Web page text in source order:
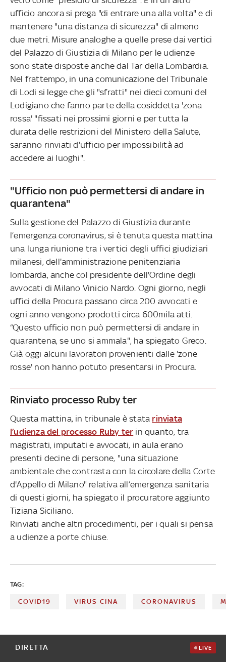
ufficio ancora si prega "di entrare una alla volta" e di
mantenere "una distanza di sicurezza" di almeno
due metri. Misure analoghe a quelle prese dai vertici
del Palazzo di Giustizia di Milano per le udienze
sono state disposte anche dal Tar della Lombardia.
Nel frattempo, in una comunicazione del Tribunale
di Lodi si legge che gli "sfratti" nei dieci comuni del
Lodigiano che fanno parte della cosiddetta 'zona
rossa' "fissati nei prossimi giorni e per tutta la
durata delle restrizioni del Ministero della Salute,
saranno rinviati d'ufficio per impossibilità ad
accedere ai luoghi".
"Ufficio non può permettersi di andare in
quarantena"
Sulla gestione del Palazzo di Giustizia durante
l’emergenza coronavirus, si è tenuta questa mattina
una lunga riunione tra i vertici degli uffici giudiziari
milanesi, dell'amministrazione penitenziaria
lombarda, anche col presidente dell'Ordine degli
avvocati di Milano Vinicio Nardo. Ogni giorno, negli
uffici della Procura passano circa 200 avvocati e
ogni anno vengono prodotti circa 600mila atti.
“Questo ufficio non può permettersi di andare in
quarantena, se uno si ammala", ha spiegato Greco.
Già oggi alcuni lavoratori provenienti dalle 'zone
rosse' non hanno potuto presentarsi in Procura.
Rinviato processo Ruby ter
Questa mattina, in tribunale è stata rinviata
l’udienza del processo Ruby ter in quanto, tra
magistrati, imputati e avvocati, in aula erano
presenti decine di persone, "una situazione
ambientale che contrasta con la circolare della Corte
d'Appello di Milano" relativa all’emergenza sanitaria
di questi giorni, ha spiegato il procuratore aggiunto
Tiziana Siciliano.
Rinviati anche altri procedimenti, per i quali si pensa
a udienze a porte chiuse.
TAG:
COVID19 VIRUS CINA CORONAVIRUS
DIRETTA LIVE